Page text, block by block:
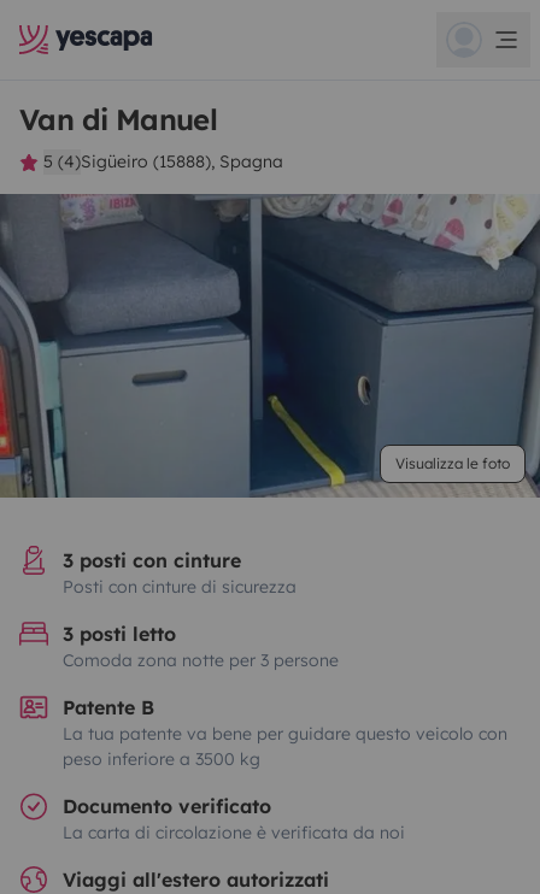
Van di Manuel
5 (4)Sigüeiro (15888), Spagna
Visualizza le foto
3 posti con cinture
Posti con cinture di sicurezza
3 posti letto
Comoda zona notte per 3 persone
Patente B
La tua patente va bene per guidare questo veicolo con
peso inferiore a 3500 kg
Documento verificato
La carta di circolazione è verificata da noi
Viaggi all'estero autorizzati